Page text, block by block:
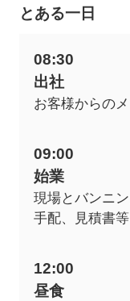
とある一日
08:30
出社
お客様からの
09:00
始業
現場とバンニ
手配、見積書
12:00
昼食